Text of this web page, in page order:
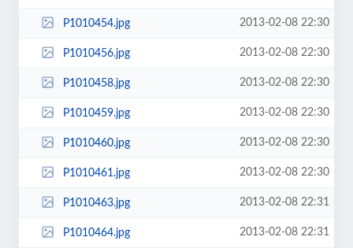
P1010454.jpg 2013-02-08 22:30
P1010456.jpg 2013-02-08 22:30
P1010458.jpg 2013-02-08 22:30
P1010459.jpg 2013-02-08 22:30
P1010460.jpg 2013-02-08 22:30
P1010461.jpg 2013-02-08 22:30
P1010463.jpg 2013-02-08 22:31
P1010464.jpg 2013-02-08 22:31